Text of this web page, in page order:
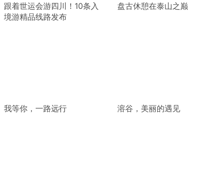
跟着世运会游四川！10条入
境游精品线路发布
盘古休憩在泰山之巅
我等你，一路远行 溶谷，美丽的遇见